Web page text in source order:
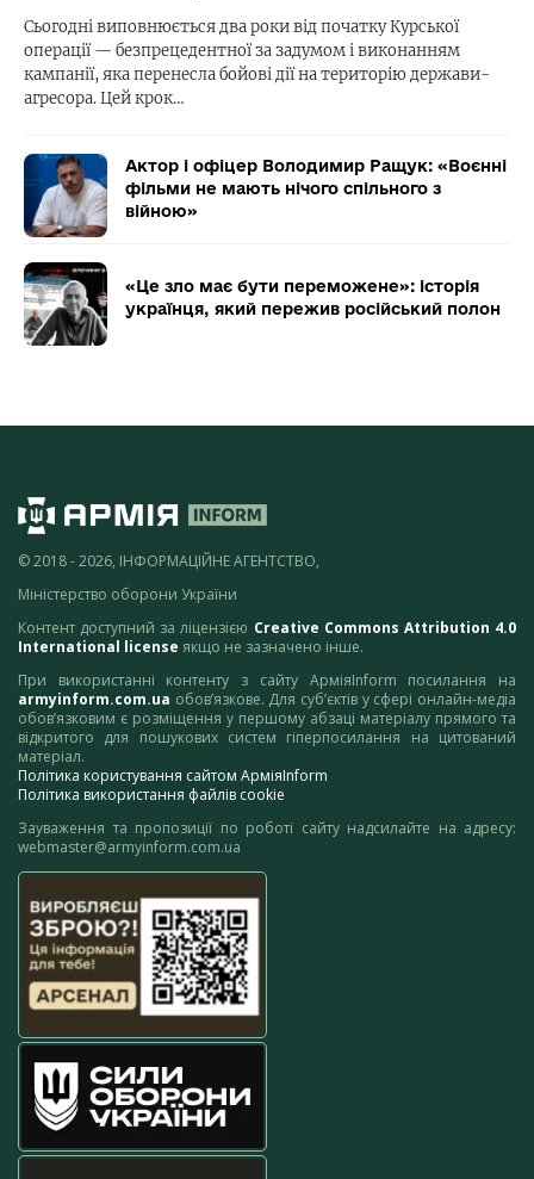
Сьогодні виповнюється два роки від початку Курської
операції — безпрецедентної за задумом і виконанням
кампанії, яка перенесла бойові дії на територію держави-
агресора. Цей крок…
Актор і офіцер Володимир Ращук: «Воєнні
фільми не мають нічого спільного з
війною»
«Це зло має бути переможене»: історія
українця, який пережив російський полон
© 2018 - 2026, ІНФОРМАЦІЙНЕ АГЕНТСТВО,
Міністерство оборони України
Контент доступний за ліцензією Creative Commons Attribution 4.0
International license якщо не зазначено інше.
При використанні контенту з сайту АрміяInform посилання на
armyinform.com.ua обов’язкове. Для суб’єктів у сфері онлайн-медіа
обов’язковим є розміщення у першому абзаці матеріалу прямого та
відкритого для пошукових систем гіперпосилання на цитований
матеріал.
Політика користування сайтом АрміяInform
Політика використання файлів cookie
Зауваження та пропозиції по роботі сайту надсилайте на адресу:
webmaster@armyinform.com.ua